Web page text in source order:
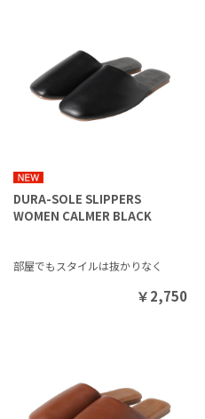
DURA-SOLE SLIPPERS
WOMEN CALMER BLACK
部屋でもスタイルは抜かりなく
￥2,750